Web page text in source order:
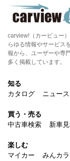
carview!（カービュー
らゆる情報やサービス
報から、ユーザーや専
多く掲載しています。
知る
カタログ
ニュース
買う・売る
中古車検索
新車
楽しむ
マイカー
みんカラ